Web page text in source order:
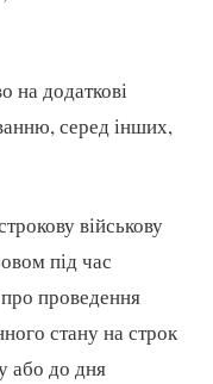
на додаткові
серед інших,
військову
під час
проведення
стану на строк
або до дня